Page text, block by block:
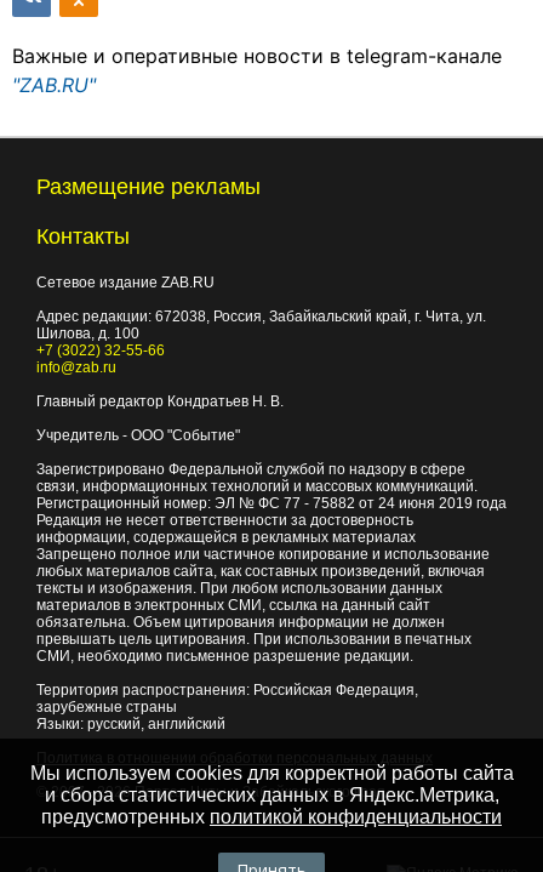
Важные и оперативные новости в telegram-канале
"ZAB.RU"
Размещение рекламы
Контакты
Сетевое издание ZAB.RU
Адрес редакции: 672038 , Россия, Забайкальский край, г. Чита ул.
Шилова, д. 100
+7 (3022) 32-55-66
info@zab.ru
Главный редактор Кондратьев Н. В.
Учредитель - ООО "Событие"
Зарегистрировано Федеральной службой по надзору в сфере
связи, информационных технологий и массовых коммуникаций.
Регистрационный номер: ЭЛ № ФС 77 - 75882 от 24 июня 2019 года
Редакция не несет ответственности за достоверность
информации, содержащейся в рекламных материалах
Запрещено полное или частичное копирование и использование
любых материалов сайта, как составных произведений, включая
тексты и изображения. При любом использовании данных
материалов в электронных СМИ, ссылка на данный сайт
обязательна. Объем цитирования информации не должен
превышать цель цитирования. При использовании в печатных
СМИ, необходимо письменное разрешение редакции.
Территория распространения: Российская Федерация,
зарубежные страны
Языки: русский, английский
© 2007 - 2026Портал Читы и Забайкальского края
Мы используем cookies для корректной работы сайта
и сбора статистических данных в Яндекс.Метрика,
предусмотренных политикой конфиденциальности